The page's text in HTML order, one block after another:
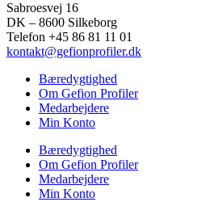
Sabroesvej 16
DK – 8600 Silkeborg
Telefon +45 86 81 11 01
kontakt@gefionprofiler.dk
Bæredygtighed
Om Gefion Profiler
Medarbejdere
Min Konto
Bæredygtighed
Om Gefion Profiler
Medarbejdere
Min Konto